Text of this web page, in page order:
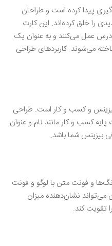
پیدا کرده است و طراحان
را خلق کرده‌اند. این کارت
آدرس عمل می‌کنند و به عنوان یک
می‌شوند. کاربردهای طراحی
و کسب و کار است. طراحی
کسب و کار مانند نام و عنوان
بیزینس شما باشد.
و فونت متن با لوگو و فونت
می‌تواند نشان‌دهنده میزان
تقویت کند.